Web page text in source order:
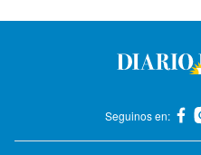
Seguinos en: